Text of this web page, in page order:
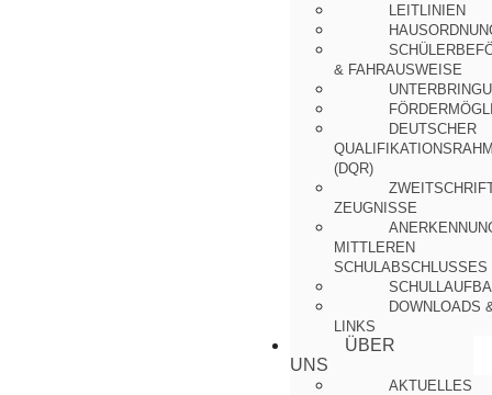
LEITLINIEN
& FAHRAUSWEISE
DEUTSCHER
(DQR)
ZEUGNISSE
MITTLEREN
SCHULABSCHLUSSES
DOWNLOADS
LINKS
ÜBER
UNS
AKTUELLES